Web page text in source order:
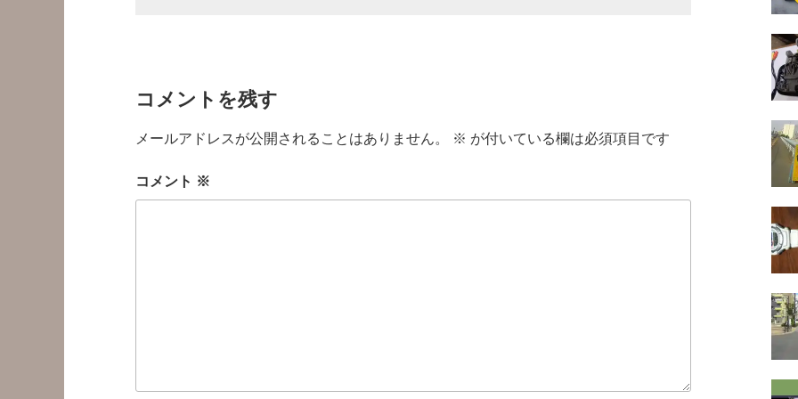
コメントを残す
メールアドレスが公開されることはありません。 ※ が付いている欄は必須項目です
コメント ※